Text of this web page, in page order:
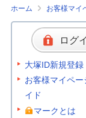
ホーム お客様マイ
ログ
大塚ID新規登録
お客様マイペ
イド
マークとは